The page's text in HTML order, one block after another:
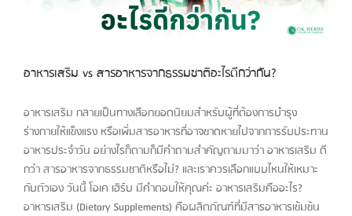
อาหารเสริม vs สารอาหารจากธรรมชาติอะไรดีกว่ากัน?
อาหารเสริม กลายเป็นทางเลือกยอดนิยมสำหรับผู้ที่ต้องการบำรุง
ร่างกายให้แข็งแรง หรือเพิ่มสารอาหารที่อาจขาดหายไปจากการรับประทาน
อาหารประจำวัน อย่างไรก็ตามก็มีคำถามสำคัญตามมาว่า อาหารเสริม ดี
กว่า สารอาหารจากธรรมชาติหรือไม่? และเราควรเลือกแบบไหนให้เหมาะ
กับตัวเอง วันนี้ โอเค เฮิร์บ มีคำตอบให้คุณค่ะ อาหารเสริมคืออะไร?
อาหารเสริม (Dietary Supplements) คือผลิตภัณฑ์ที่มีสารอาหารเข้มข้น